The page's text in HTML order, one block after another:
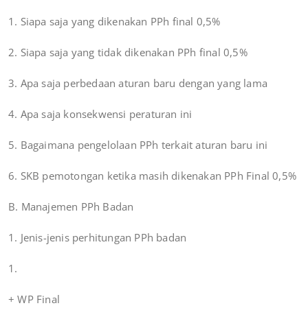
1. Siapa saja yang dikenakan PPh final 0,5%
2. Siapa saja yang tidak dikenakan PPh final 0,5%
3. Apa saja perbedaan aturan baru dengan yang lama
4. Apa saja konsekwensi peraturan ini
5. Bagaimana pengelolaan PPh terkait aturan baru ini
6. SKB pemotongan ketika masih dikenakan PPh Final 0,5%
B. Manajemen PPh Badan
1. Jenis-jenis perhitungan PPh badan
1.
+ WP Final